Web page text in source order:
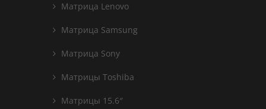
Матрица Lenovo
Матрица Samsung
Матрица Sony
Матрицы Toshiba
Матрицы 15.6″